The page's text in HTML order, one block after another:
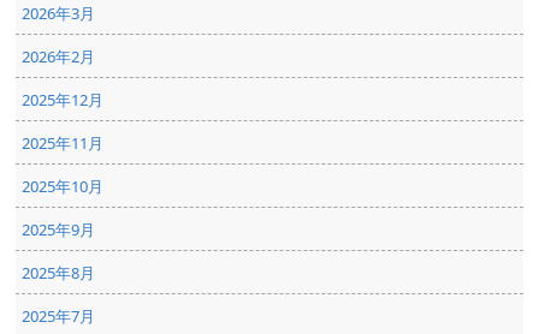
2026年3月
2026年2月
2025年12月
2025年11月
2025年10月
2025年9月
2025年8月
2025年7月